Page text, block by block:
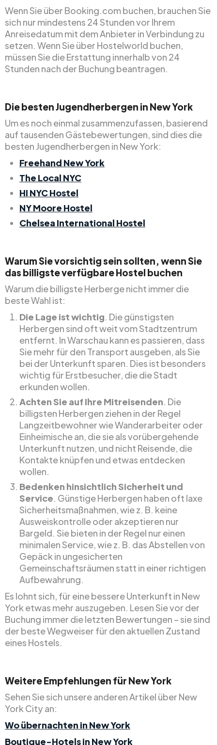
Wenn Sie über Booking.com buchen, brauchen Sie
sich nur mindestens 24 Stunden vor Ihrem
Anreisedatum mit dem Anbieter in Verbindung zu
setzen. Wenn Sie über Hostelworld buchen,
müssen Sie die Erstattung innerhalb von 24
Stunden nach der Buchung beantragen.
Die besten Jugendherbergen in New York
Um es noch einmal zusammenzufassen, basierend
auf tausenden Gästebewertungen, sind dies die
besten Jugendherbergen in New York:
Freehand New York
The Local NYC
HI NYC Hostel
NY Moore Hostel
Chelsea International Hostel
Warum Sie vorsichtig sein sollten, wenn Sie
das billigste verfügbare Hostel buchen
Warum die billigste Herberge nicht immer die
beste Wahl ist:
Die Lage ist wichtig. Die günstigsten
Herbergen sind oft weit vom Stadtzentrum
entfernt. In Warschau kann es passieren, dass
Sie mehr für den Transport ausgeben, als Sie
bei der Unterkunft sparen. Dies ist besonders
wichtig für Erstbesucher, die die Stadt
erkunden wollen.
Achten Sie auf Ihre Mitreisenden. Die
billigsten Herbergen ziehen in der Regel
Langzeitbewohner wie Wanderarbeiter oder
Einheimische an, die sie als vorübergehende
Unterkunft nutzen, und nicht Reisende, die
Kontakte knüpfen und etwas entdecken
wollen.
Bedenken hinsichtlich Sicherheit und
Service. Günstige Herbergen haben oft laxe
Sicherheitsmaßnahmen, wie z. B. keine
Ausweiskontrolle oder akzeptieren nur
Bargeld. Sie bieten in der Regel nur einen
minimalen Service, wie z. B. das Abstellen von
Gepäck in ungesicherten
Gemeinschaftsräumen statt in einer richtigen
Aufbewahrung.
Es lohnt sich, für eine bessere Unterkunft in New
York etwas mehr auszugeben. Lesen Sie vor der
Buchung immer die letzten Bewertungen – sie sind
der beste Wegweiser für den aktuellen Zustand
eines Hostels.
Weitere Empfehlungen für New York
Sehen Sie sich unsere anderen Artikel über New
York City an:
Wo übernachten in New York
Boutique-Hotels in New York